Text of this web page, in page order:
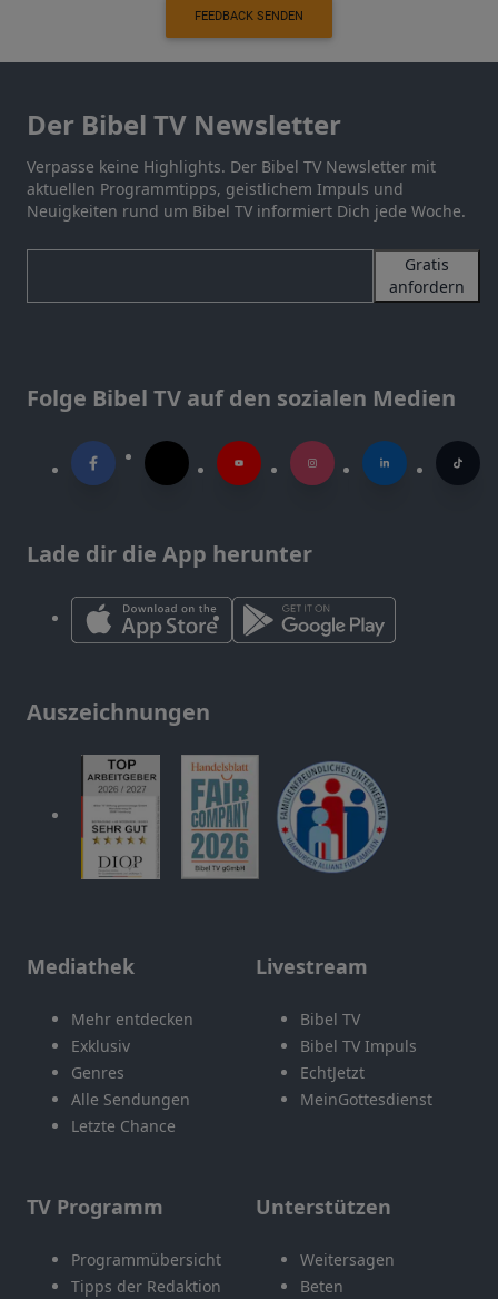
FEEDBACK SENDEN
Der Bibel TV Newsletter
Verpasse keine Highlights. Der Bibel TV Newsletter mit
aktuellen Programmtipps, geistlichem Impuls und
Neuigkeiten rund um Bibel TV informiert Dich jede Woche.
Gratis
anfordern
Folge Bibel TV auf den sozialen Medien
Lade dir die App herunter
Auszeichnungen
Mediathek
Mehr entdecken
Exklusiv
Genres
Alle Sendungen
Letzte Chance
Livestream
Bibel TV
Bibel TV Impuls
EchtJetzt
MeinGottesdienst
TV Programm
Programmübersicht
Tipps der Redaktion
Unterstützen
Weitersagen
Beten